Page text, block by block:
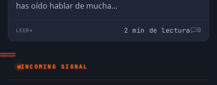
has oído hablar de mucha…
LEER 2 min de lectura 0
INCOMING SIGNAL